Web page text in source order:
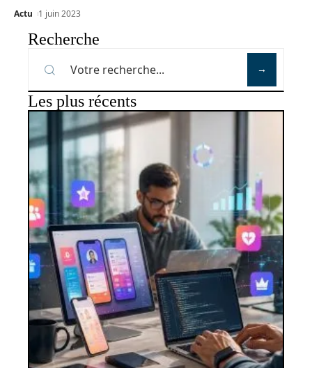
Actu 1 juin 2023
Recherche
Les plus récents